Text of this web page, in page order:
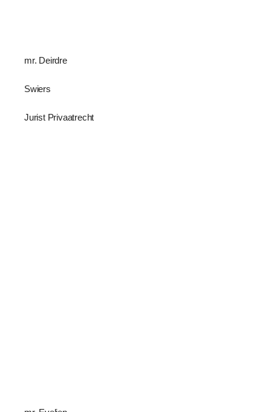
mr. Deirdre
Swiers
Jurist Privaatrecht